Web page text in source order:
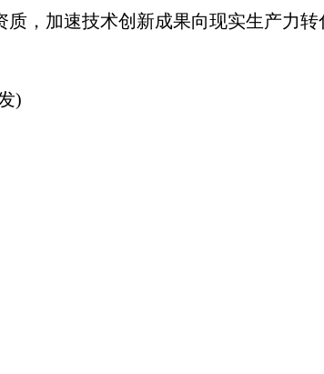
，加速技术创新成果向现实生产力转
)